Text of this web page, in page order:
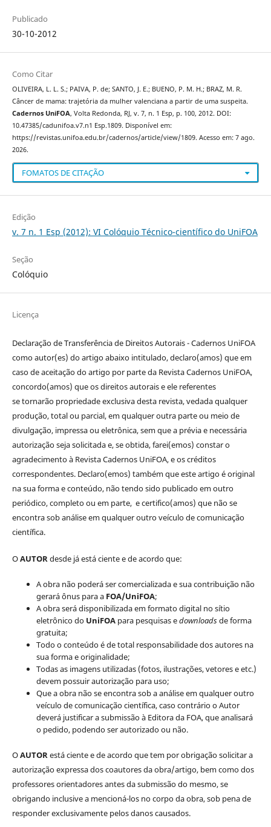
Publicado
30-10-2012
Como Citar
OLIVEIRA, L. L. S.; PAIVA, P. de; SANTO, J. E.; BUENO, P. M. H.; BRAZ, M. R.
Câncer de mama: trajetória da mulher valenciana a partir de uma suspeita.
Cadernos UniFOA, Volta Redonda, RJ, v. 7, n. 1 Esp, p. 100, 2012. DOI:
10.47385/cadunifoa.v7.n1 Esp.1809. Disponível em:
https://revistas.unifoa.edu.br/cadernos/article/view/1809. Acesso em: 7 ago.
2026.
FOMATOS DE CITAÇÃO
Edição
v. 7 n. 1 Esp (2012): VI Colóquio Técnico-científico do UniFOA
Seção
Colóquio
Licença
Declaração de Transferência de Direitos Autorais - Cadernos UniFOA
como autor(es) do artigo abaixo intitulado, declaro(amos) que em
caso de aceitação do artigo por parte da Revista Cadernos UniFOA,
concordo(amos) que os direitos autorais e ele referentes
se tornarão propriedade exclusiva desta revista, vedada qualquer
produção, total ou parcial, em qualquer outra parte ou meio de
divulgação, impressa ou eletrônica, sem que a prévia e necessária
autorização seja solicitada e, se obtida, farei(emos) constar o
agradecimento à Revista Cadernos UniFOA, e os créditos
correspondentes. Declaro(emos) também que este artigo é original
na sua forma e conteúdo, não tendo sido publicado em outro
periódico, completo ou em parte, e certifico(amos) que não se
encontra sob análise em qualquer outro veículo de comunicação
científica.
OAUTORdesde já está ciente e de acordo que:
A obra não poderá ser comercializada e sua contribuição não
gerará ônus para a FOA/UniFOA;
A obra será disponibilizada em formato digital no sítio
eletrônico do UniFOApara pesquisas edownloadsde forma
gratuita;
Todo o conteúdo é de total responsabilidade dos autores na
sua forma e originalidade;
Todas as imagens utilizadas (fotos, ilustrações, vetores e etc.)
devem possuir autorização para uso;
Que a obra não se encontra sob a análise em qualquer outro
veículo de comunicação científica, caso contrário o Autor
deverá justificar a submissão à Editora da FOA, que analisará
o pedido, podendo ser autorizado ou não.
OAUTORestá ciente e de acordo que tem por obrigação solicitar a
autorização expressa dos coautores da obra/artigo, bem como dos
professores orientadores antes da submissão do mesmo, se
obrigando inclusive a mencioná-los no corpo da obra, sob pena de
responder exclusivamente pelos danos causados.